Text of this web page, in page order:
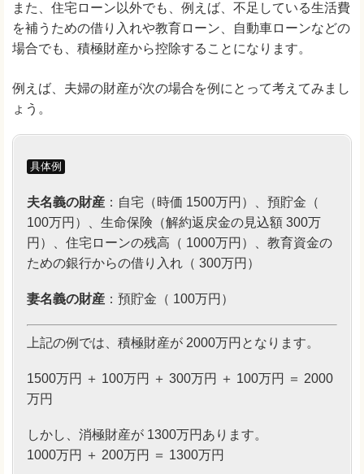
また、住宅ローン以外でも、例えば、不足している生活費
を補うための借り入れや教育ローン、自動車ローンなどの
場合でも、積極財産から控除することになります。
例えば、夫婦の財産が次の場合を例にとって考えてみまし
ょう。
具体例
夫名義の財産 ：自宅（時価 1500万円）、預貯金（
100万円）、生命保険（解約返戻金の見込額 300万
円）、住宅ローンの残高（ 1000万円）、教育資金の
ための銀行からの借り入れ（ 300万円）
妻名義の財産 ：預貯金（ 100万円）
上記の例では、積極財産が 2000万円となります。
1500万円 ＋ 100万円 ＋ 300万円 ＋ 100万円 ＝ 2000
万円
しかし、消極財産が 1300万円あります。
1000万円 ＋ 200万円 ＝ 1300万円